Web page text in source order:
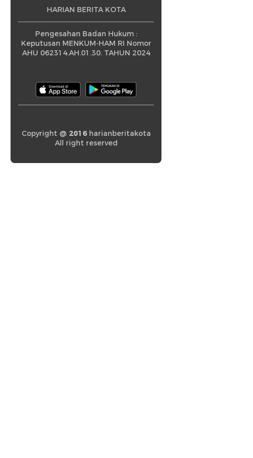
HARIAN BERITA KOTA
Pengesahan Badan Hukum :
Keputusan MENKUM-HAM RI Nomor
AHU 062314.AH.01.30. TAHUN 2024
Copyright @ 2016harianberitakota
All right reserved